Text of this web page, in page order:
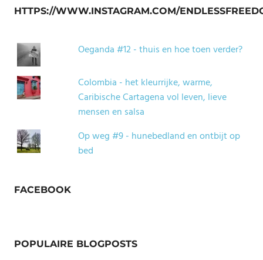
HTTPS://WWW.INSTAGRAM.COM/
Oeganda #12 - thuis en hoe toen verder?
Colombia - het kleurrijke, warme,
Caribische Cartagena vol leven, lieve
mensen en salsa
Op weg #9 - hunebedland en ontbijt op
bed
FACEBOOK
POPULAIRE BLOGPOSTS